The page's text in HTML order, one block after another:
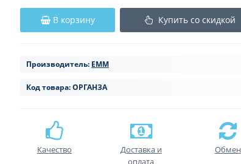
В корзину Купить со скидкой
Производитель: ЕММ
Код товара:ОРГАНЗА
Качество
Доставка и
оплата
Обмен